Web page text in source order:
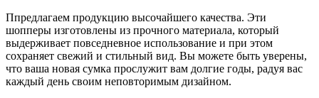
Ппредлагаем продукцию высочайшего качества. Эти
шопперы изготовлены из прочного материала, который
выдерживает повседневное использование и при этом
сохраняет свежий и стильный вид. Вы можете быть уверены,
что ваша новая сумка прослужит вам долгие годы, радуя вас
каждый день своим неповторимым дизайном.